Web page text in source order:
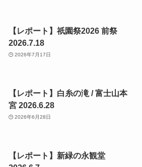
【レポート】祇園祭2026 前祭
2026.7.18
2026年7月17日
【レポート】白糸の滝 / 富士山本
宮 2026.6.28
2026年6月28日
【レポート】新緑の永観堂